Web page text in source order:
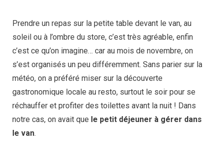
Prendre un repas sur la petite table devant le van, au
soleil ou à l’ombre du store, c’est très agréable, enfin
c’est ce qu’on imagine… car au mois de novembre, on
s’est organisés un peu différemment. Sans parier sur la
météo, on a préféré miser sur la découverte
gastronomique locale au resto, surtout le soir pour se
réchauffer et profiter des toilettes avant la nuit ! Dans
notre cas, on avait que le petit déjeuner à gérer dans
le van.